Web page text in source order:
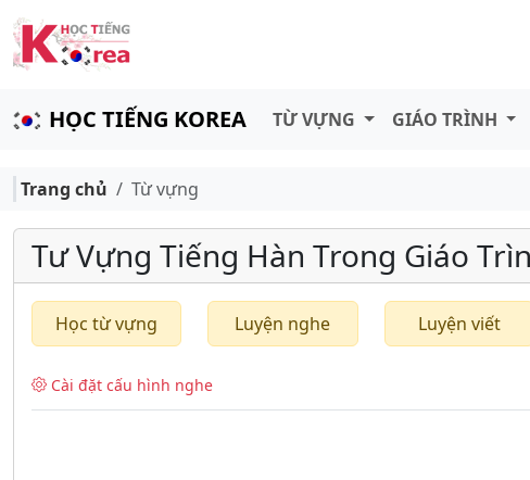
HỌC TIẾNG KOREA TỪ VỰNG GIÁO TRÌNH
Trang chủ Từ vựng
Tư Vựng Tiếng Hàn Trong Giáo
Học từ vựng Luyện nghe Luyện viết
Cài đặt cấu hình nghe